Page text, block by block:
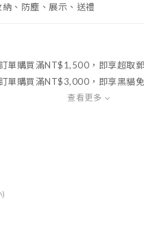
、防塵、展示、送禮
單購買滿NT$1,500，即享超取
單購買滿NT$3,000，即享黑貓
查看更多